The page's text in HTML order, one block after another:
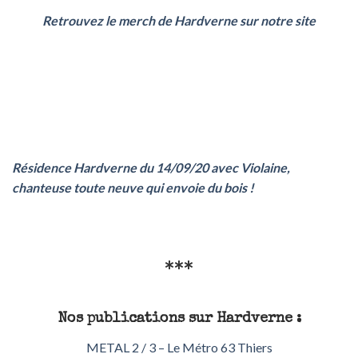
Retrouvez le merch de Hardverne sur notre site
Résidence Hardverne du 14/09/20 avec Violaine,
chanteuse toute neuve qui envoie du bois !
***
Nos publications sur Hardverne :
METAL 2 / 3 – Le Métro 63 Thiers